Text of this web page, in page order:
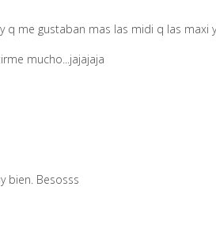
q me gustaban mas las midi q las maxi
mucho...jajajaja
bien. Besosss